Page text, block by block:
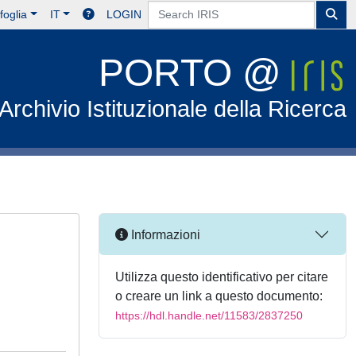
IT LOGIN
PORTO @
Istituzionale della Ricerca
Informazioni
Utilizza questo identificativo per citare
o creare un link a questo documento:
https://hdl.handle.net/11583/2837250